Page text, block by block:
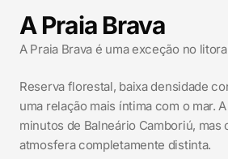
A Praia Brava
A Praia Brava é uma exceção no
Reserva florestal, baixa densidade
uma relação mais íntima com o mar.
minutos de Balneário Camboriú, mas
atmosfera completamente distinta.